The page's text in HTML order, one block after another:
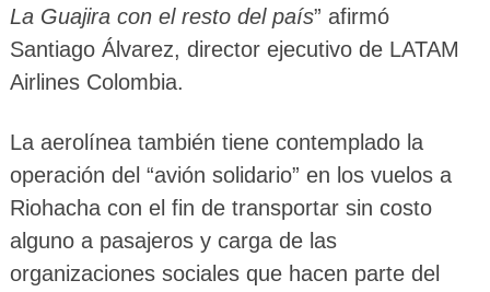
La Guajira con el resto del país” afirmó
Santiago Álvarez, director ejecutivo de LATAM
Airlines Colombia.
La aerolínea también tiene contemplado la
operación del “avión solidario” en los vuelos a
Riohacha con el fin de transportar sin costo
alguno a pasajeros y carga de las
organizaciones sociales que hacen parte del